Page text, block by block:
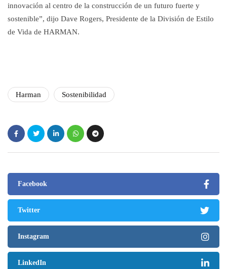
innovación al centro de la construcción de un futuro fuerte y
sostenible”, dijo Dave Rogers, Presidente de la División de Estilo
de Vida de HARMAN.
Harman Sostenibilidad
Facebook
Twitter
Instagram
LinkedIn